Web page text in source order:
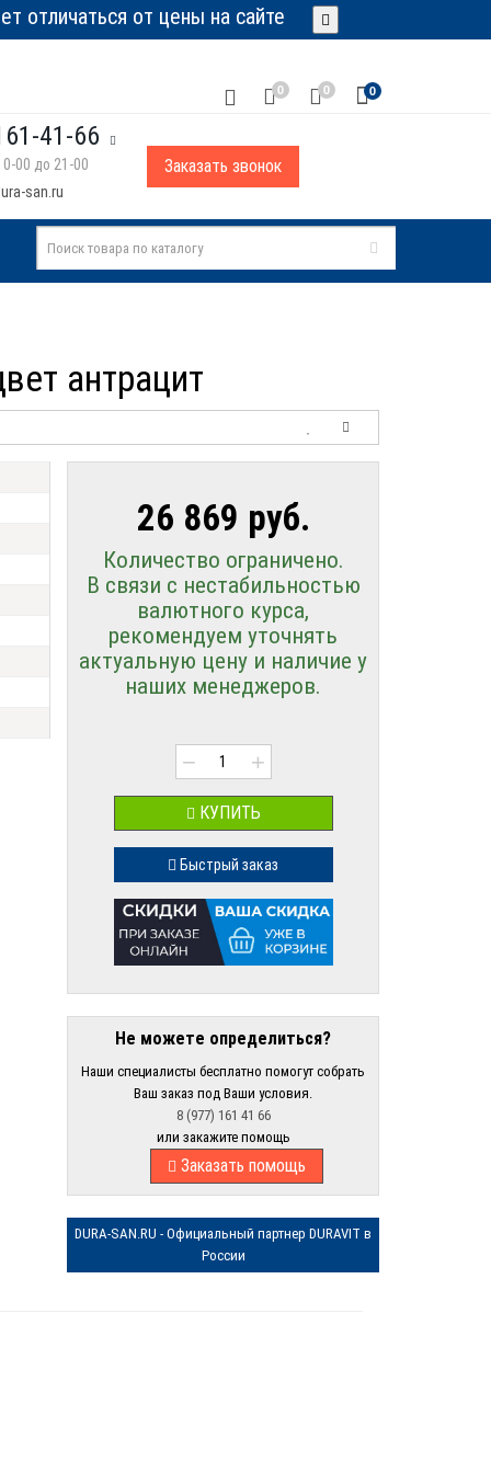
отличаться от цены на сайте
0 0 0
41-66
00 до 21-00
san.ru
Заказать звонок
антрацит
26 869 руб.
Количество ограничено.
В связи с нестабильностью
валютного курса,
рекомендуем уточнять
актуальную цену и наличие у
наших менеджеров.
− +
КУПИТЬ
Быстрый заказ
Не можете определиться?
Наши специалисты бесплатно помогут собрать
Ваш заказ под Ваши условия.
8 (977) 161 41 66
или закажите помощь
Заказать помощь
DURA-SAN.RU - Официальный партнер DURAVIT в
России